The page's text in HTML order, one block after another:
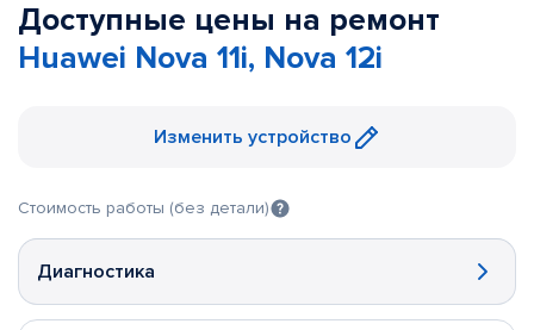
Доступные цены на ремонт
Huawei Nova 11i, Nova 12i
Изменить устройство
Стоимость работы (без детали)
Диагностика